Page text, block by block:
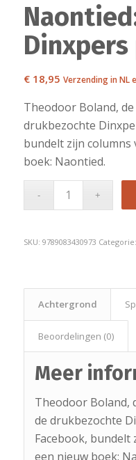
€18,95 Verzending in NL
Theodoor Boland,
drukbezochte
bundelt zijn columns
boek: Naontied.
SKU: 9789083430973 Categorie:
Achtergrond
Beoordelingen (0)
Meer
Theodoor Boland,
de drukbezochte
Facebook, bundelt
een nieuw boek: